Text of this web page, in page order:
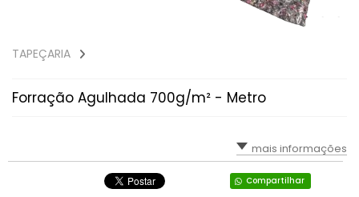
TAPEÇARIA
Forração Agulhada 700g/m² - Metro
mais informações
Compartilhar